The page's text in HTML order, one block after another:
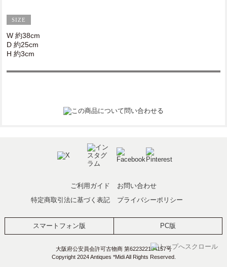
W 約38cm
D 約25cm
H 約3cm
ご利用ガイド
お問い合わせ
特定商取引法に基づく表記
プライバシーポリシー
スマートフォン版 PC版
大阪府公安員会許可古物商 第622322104157号
Copyright 2024 Antiques *Midi All Rights Reserved.